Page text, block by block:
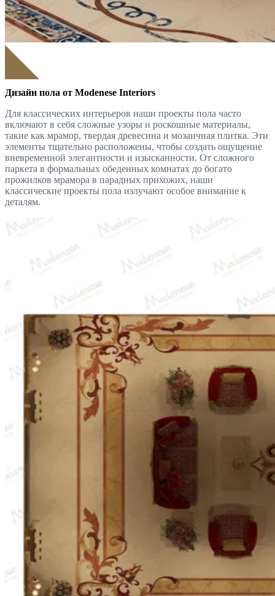
Дизайн пола от Modenese Interiors
Для классических интерьеров наши проекты пола часто
включают в себя сложные узоры и роскошные материалы,
такие как мрамор, твердая древесина и мозаичная плитка. Эти
элементы тщательно расположены, чтобы создать ощущение
вневременной элегантности и изысканности. От сложного
паркета в формальных обеденных комнатах до богато
прожилков мрамора в парадных прихожих, наши
классические проекты пола излучают особое внимание к
деталям.